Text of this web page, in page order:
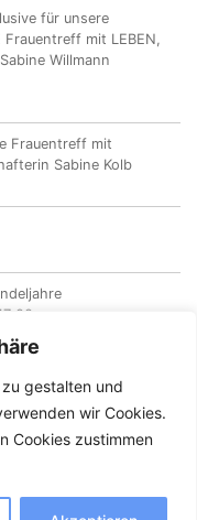
gestalten und
wir Cookies.
Cookies zustimmen
für unsere
Frauentreff mit LEBEN,
Willmann
Frauentreff mit
Sabine Kolb